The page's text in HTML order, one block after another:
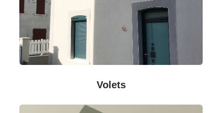
Volets